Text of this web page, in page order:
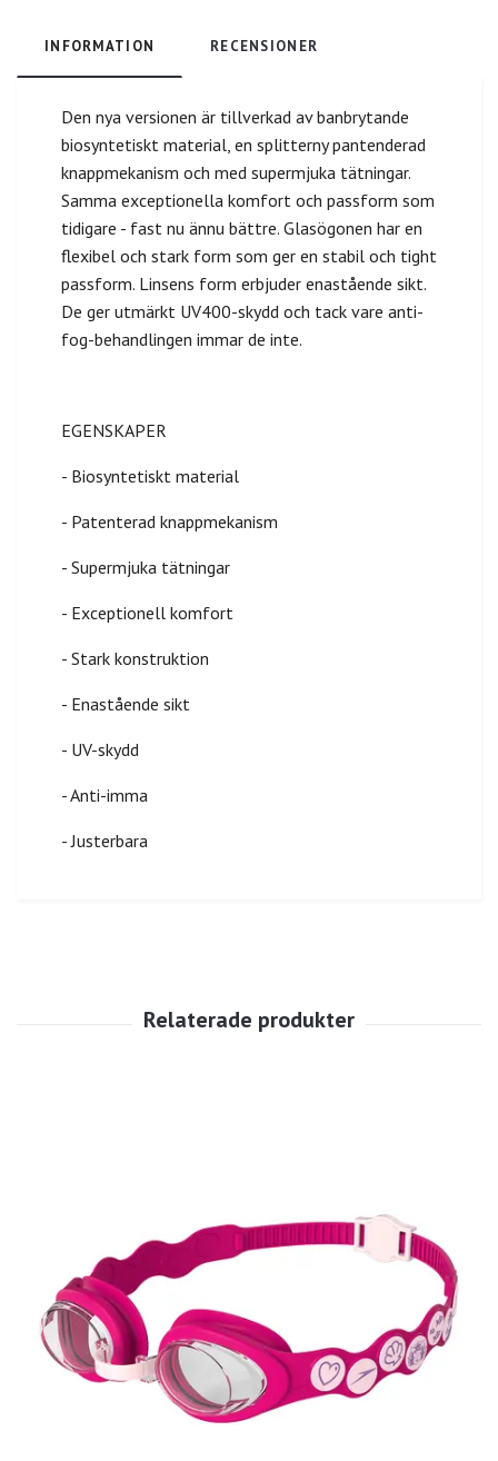
INFORMATION RECENSIONER
Den nya versionen är tillverkad av banbrytande
biosyntetiskt material, en splitterny pantenderad
knappmekanism och med supermjuka tätningar.
Samma exceptionella komfort och passform som
tidigare - fast nu ännu bättre. Glasögonen har en
flexibel och stark form som ger en stabil och tight
passform. Linsens form erbjuder enastående sikt.
De ger utmärkt UV400-skydd och tack vare anti-
fog-behandlingen immar de inte.
EGENSKAPER
- Biosyntetiskt material
- Patenterad knappmekanism
- Supermjuka tätningar
- Exceptionell komfort
- Stark konstruktion
- Enastående sikt
- UV-skydd
- Anti-imma
- Justerbara